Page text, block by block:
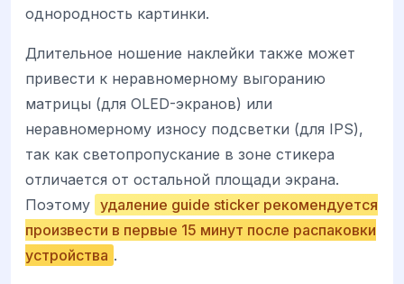
однородность картинки.
Длительное ношение наклейки также может
привести к неравномерному выгоранию
матрицы (для OLED-экранов) или
неравномерному износу подсветки (для IPS),
так как светопропускание в зоне стикера
отличается от остальной площади экрана.
Поэтому удаление guide sticker рекомендуется
произвести в первые 15 минут после распаковки
устройства .